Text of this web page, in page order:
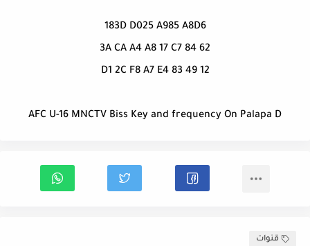
183D D025 A985 A8D6
3A CA A4 A8 17 C7 84 62
12 49 D1 2C F8 A7 E4 83
AFC U-16 MNCTV Biss Key and frequency On Palapa D
قنوات